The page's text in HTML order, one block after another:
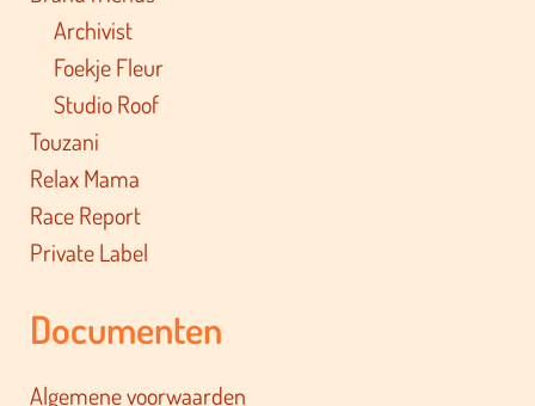
Archivist
Foekje Fleur
Studio Roof
Touzani
Relax Mama
Race Report
Private Label
Documenten
Algemene voorwaarden